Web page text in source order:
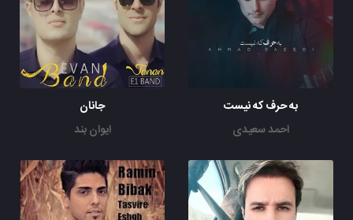
به حرف که نیست
احمد سعیدی
جانان
ایوان بند